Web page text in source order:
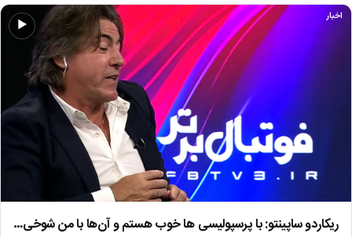
▶
اخبار
ریکاردو ساپینتو: با پرسپولیسی ها خوب هستم و آن‌ها با من شوخی…